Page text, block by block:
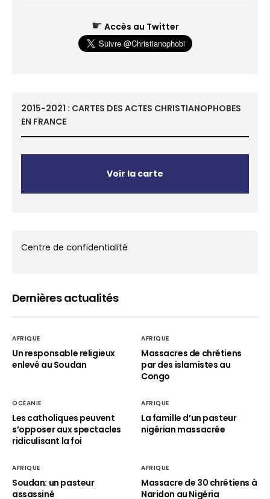
☛ Accès au Twitter
2015-2021 : CARTES DES ACTES CHRISTIANOPHOBES
EN FRANCE
Voir la carte
Centre de confidentialité
Dernières actualités
AFRIQUE
Un responsable religieux
enlevé au Soudan
AFRIQUE
Massacres de chrétiens
par des islamistes au
Congo
OCÉANIE
Les catholiques peuvent
s’opposer aux spectacles
ridiculisant la foi
AFRIQUE
La famille d’un pasteur
nigérian massacrée
AFRIQUE
Soudan: un pasteur
assassiné
AFRIQUE
Massacre de 30 chrétiens à
Naridon au Nigéria